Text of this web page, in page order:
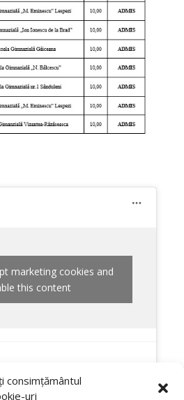
consimțământul
uri
marketing cookies and
this content